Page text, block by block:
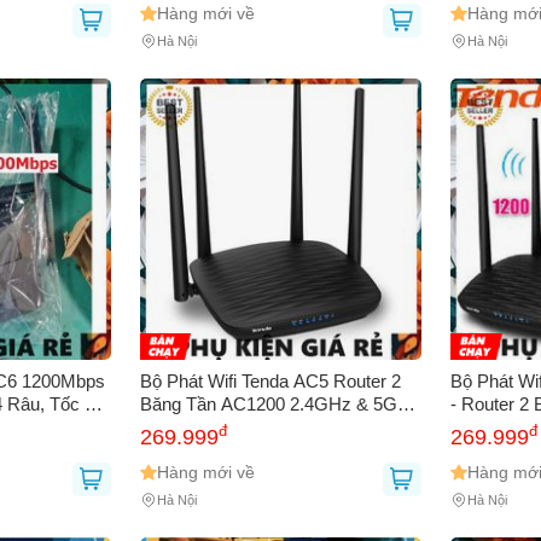
Hàng mới về
Hà Nội
Hàng
Hà Nội
1200Mbps
Râu, Tốc Độ
Cục Phát
Bộ Phát Wifi Tenda AC5 Router 2
Băng Tần AC1200 2.4GHz & 5GHz
- Hướng Dẫn Cài Đặt Tiếng Việt -
Tín Hiệu Mạnh Mẽ, Tốc Độ Cao
269.999đ
Hàng mới về
Hà Nội
Bộ Phát
- Router 2
Cao, Hỗ
Stream
Chi Tiết
269.999đ
Hàng
Hà Nội